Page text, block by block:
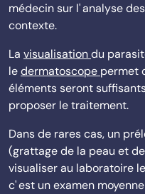
médecin sur l' analyse
contexte.
La visualisationdu
ledermatoscope permet
éléments seront
proposer le traitement.
Dans de rares cas, un
(grattage de la peau et
visualiser au laboratoire
c' est un examen